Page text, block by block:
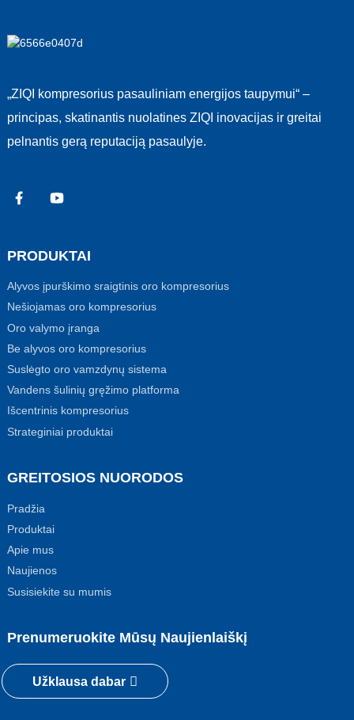
„ZIQI kompresorius pasauliniam energijos taupymui“ –
principas, skatinantis nuolatines ZIQI inovacijas ir greitai
pelnantis gerą reputaciją pasaulyje.
PRODUKTAI
Alyvos įpurškimo sraigtinis oro kompresorius
Nešiojamas oro kompresorius
Oro valymo įranga
Be alyvos oro kompresorius
Suslėgto oro vamzdynų sistema
Vandens šulinių gręžimo platforma
Išcentrinis kompresorius
Strateginiai produktai
GREITOSIOS NUORODOS
Pradžia
Produktai
Apie mus
Naujienos
Susisiekite su mumis
Prenumeruokite Mūsų Naujienlaiškį
Užklausa dabar